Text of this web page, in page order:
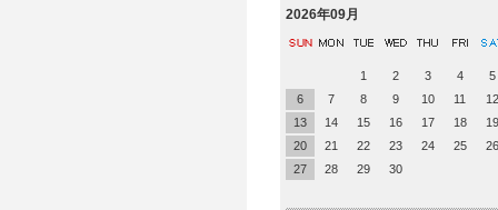
2026年09月
1 2 3 4
5
6
7 8 9 10 11
12
13
14 15 16 17 18
19
20
21 22 23 24 25
26
27
28 29 30